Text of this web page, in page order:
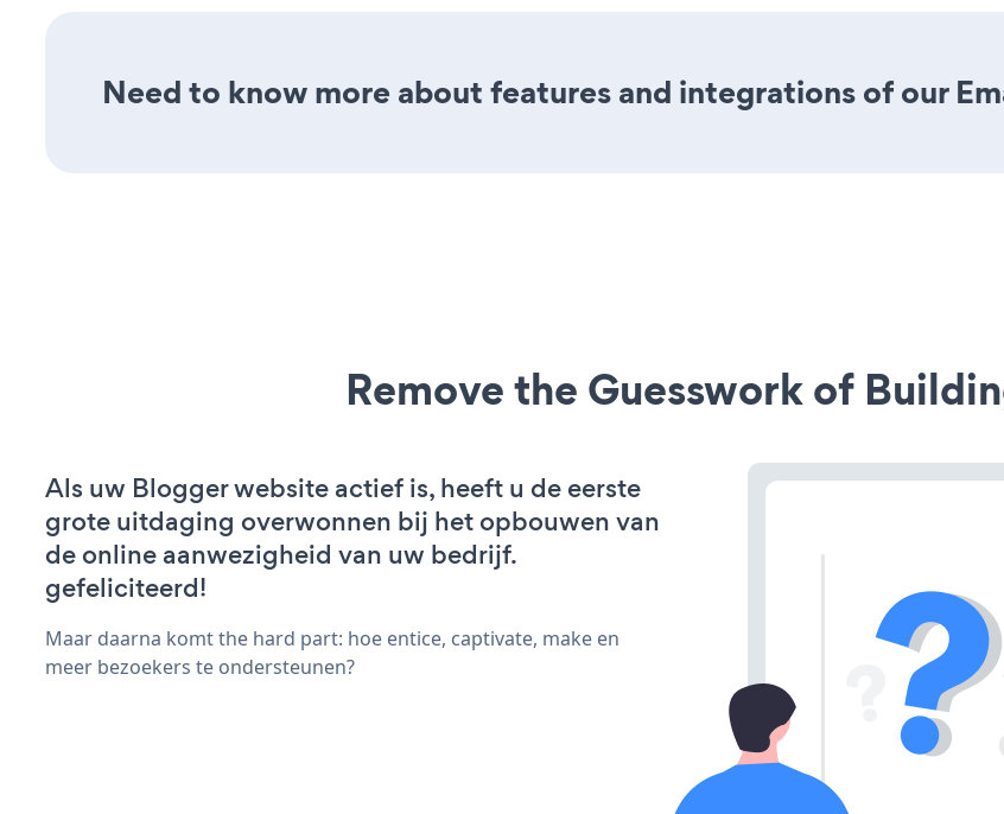
Need to know more about features and integrations of our
Remove the Guesswork of
Als uw Blogger website actief is, heeft u de eerste
grote uitdaging overwonnen bij het opbouwen van
de online aanwezigheid van uw bedrijf.
gefeliciteerd!
Maar daarna komt the hard part: hoe entice, captivate, make en
meer bezoekers te ondersteunen?